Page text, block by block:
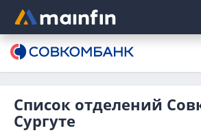
Главное меню
Список отделений
Сургуте